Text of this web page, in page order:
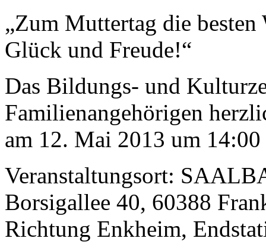
„Zum Muttertag die
Glück und Freude!“
Das Bildungs- und
Familienangehörigen
am 12. Mai 2013 um
Veranstaltungsort:
Borsigallee 40, 60388
Richtung Enkheim,